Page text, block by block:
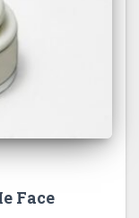
Face